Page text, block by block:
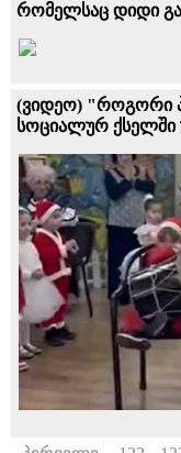
რომელსაც დიდი
(ვიდეო) "როგორი
სოციალურ ქსელში